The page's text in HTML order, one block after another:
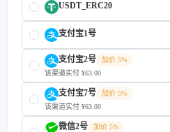
USDT_ERC20
支付宝1号
支付宝2号
加价 5%
该渠道实付 ¥63.00
支付宝7号
加价 5%
该渠道实付 ¥63.00
微信2号
加价 5%